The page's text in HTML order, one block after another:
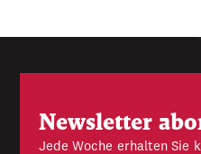
Newsletter
Jede Woche erhalten Sie